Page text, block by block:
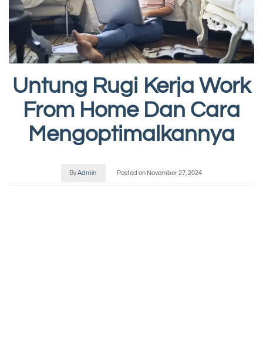
Untung Rugi Kerja Work
From Home Dan Cara
Mengoptimalkannya
ByAdmin Posted on November 27, 2024